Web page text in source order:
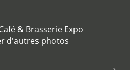
& Brasserie Expo
d'autres photos